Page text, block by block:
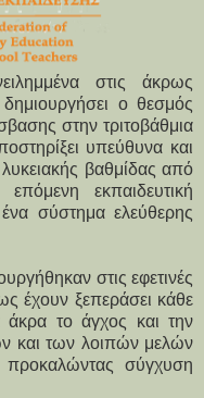
στις άκρως
ο θεσμός
στην τριτοβάθμια
υπεύθυνα και
βαθμίδας από
εκπαιδευτική
σύστημα ελεύθερης
στις εφετινές
έχουν ξεπεράσει κάθε
άκρα το άγχος και την
και των λοιπών μελών
προκαλώντας σύγχυση